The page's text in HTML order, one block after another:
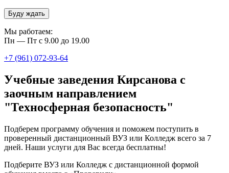
Буду ждать
Мы работаем:
Пн — Пт с 9.00 до 19.00
+7 (961) 072-93-64
Учебные заведения Кирсанова с
заочным направлением
"Техносферная безопасность"
Подберем программу обучения и поможем поступить в
проверенный дистанционный ВУЗ или Колледж всего за 7
дней. Наши услуги для Вас всегда бесплатны!
Подберите ВУЗ или Колледж с дистанционной формой